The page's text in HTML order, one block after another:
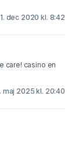
dec 2020 kl. 8:42
en
maj 2025 kl. 20:40